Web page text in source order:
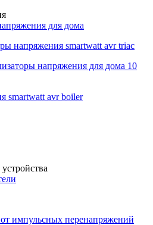
для дома
напряжения smartwatt avr triac
напряжения для дома 10
smartwatt avr boiler
импульсных перенапряжений